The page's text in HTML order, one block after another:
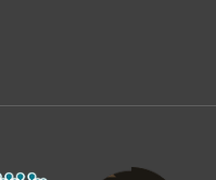
fora da UE?
com Portugal em
deverá receber a